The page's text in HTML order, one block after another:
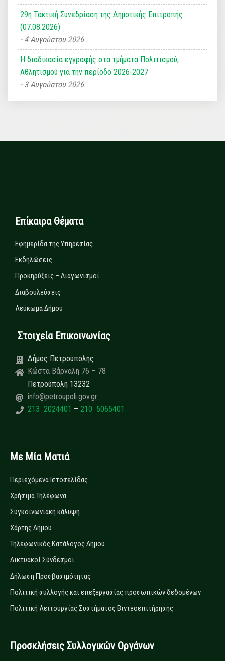
29η Τακτική Συνεδρίαση της Δημοτικής Επιτροπής
(07.08.2026)
4 Αυγούστου 2026
Η διαδικασία εγγραφής στα τμήματα Πολιτισμού,
Αθλητισμού για την περίοδο 2026-2027
3 Αυγούστου 2026
Επίκαιρα Θέματα
Εφημερίδα της Υπηρεσίας
Εκδηλώσεις
Προκηρύξεις – Διαγωνισμοί
Διαβουλεύσεις
Λεύκωμα Δήμου
Στοιχεία Επικοινωνίας
Δήμος Πετρούπολης
Κώστα Βάρναλη 76 – 78
Πετρούπολη 13232
info@petroupoli.gov.gr
213 2024401 – 210 5065401
Με Μία Ματιά
Περιεχόμενα Ιστοσελίδας
Χρήσιμα Τηλέφωνα
Συγκοινωνιακή κάλυψη
Χάρτης Δήμου
Τηλεφωνικός Κατάλογος Δήμου
Δικτυακοί Σύνδεσμοι
Δήλωση Προσβασιμότητας
Πολιτική συλλογής και επεξεργασίας προσωπικών δεδομένων
Πολιτική Λειτουργίας Συστήματος Βιντεοεπιτήρησης
Προσκλήσεις Συλλογικών Οργάνων